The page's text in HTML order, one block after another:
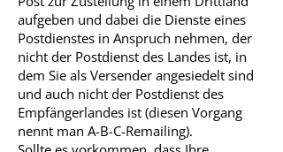
aufgeben und dabei die Dienste eines
Postdienstes in Anspruch nehmen, der
nicht der Postdienst des Landes ist, in
dem Sie als Versender angesiedelt sind
und auch nicht der Postdienst des
Empfängerlandes ist (diesen Vorgang
nennt man A-B-C-Remailing).